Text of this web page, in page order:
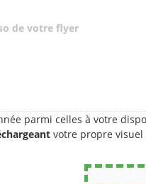
de votre flyer
parmi celles à votre
votre propre visuel